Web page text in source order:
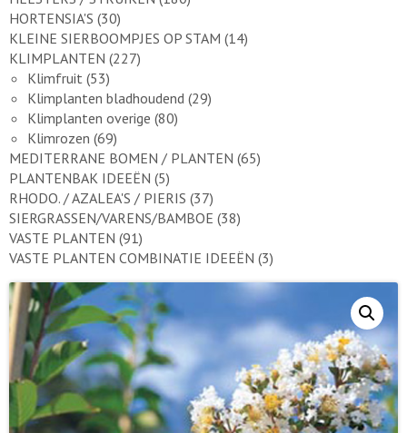
HORTENSIA'S (30)
KLEINE SIERBOOMPJES OP STAM (14)
KLIMPLANTEN (227)
Klimfruit (53)
Klimplanten bladhoudend (29)
Klimplanten overige (80)
Klimrozen (69)
MEDITERRANE BOMEN / PLANTEN (65)
PLANTENBAK IDEEËN (5)
RHODO. / AZALEA'S / PIERIS (37)
SIERGRASSEN/VARENS/BAMBOE (38)
VASTE PLANTEN (91)
VASTE PLANTEN COMBINATIE IDEEËN (3)